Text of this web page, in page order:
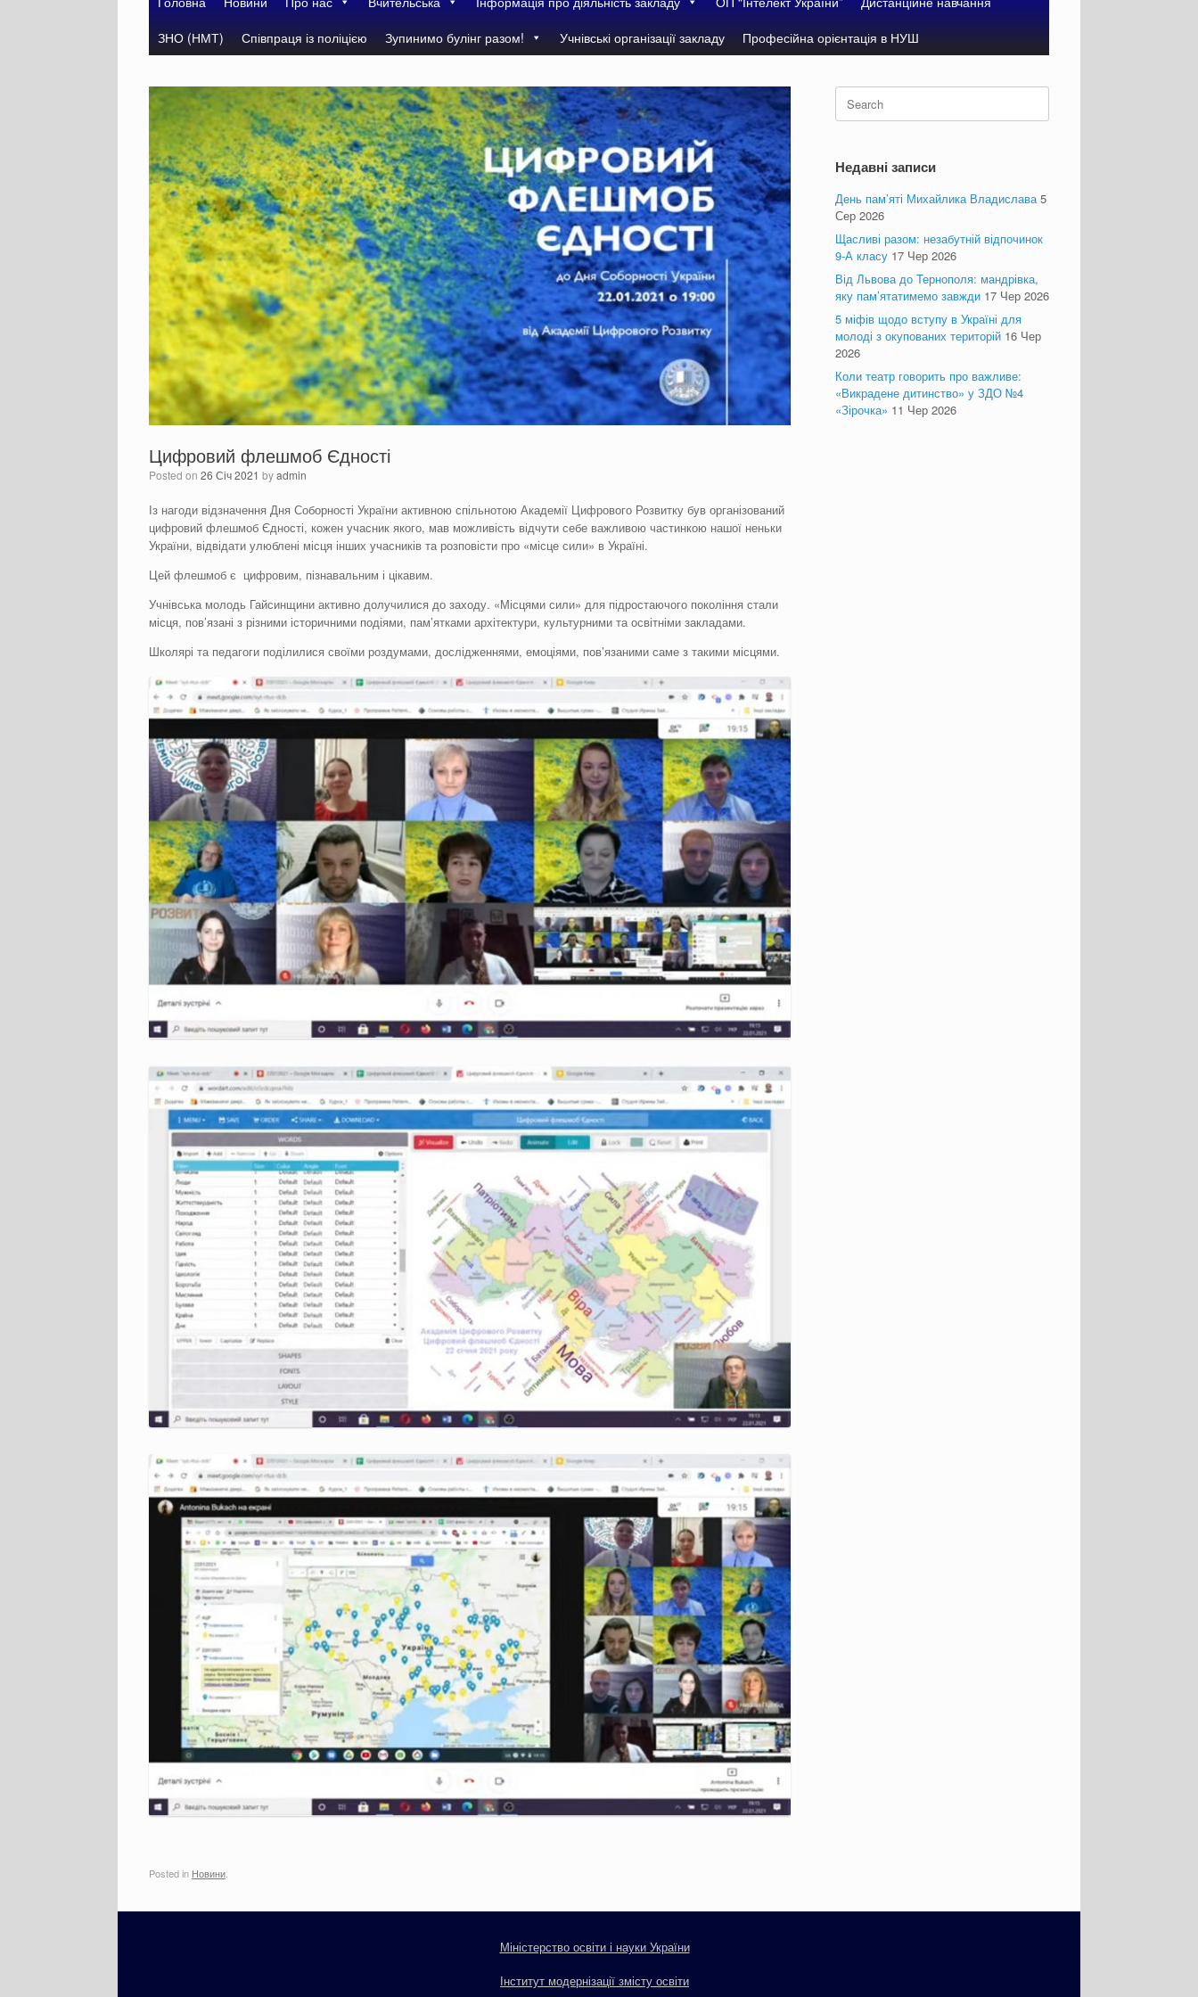
ЗНО (НМТ)
Співпраця із поліцією Зупинимо булінг разом! Учнівські організації закладу Професійна орієнтація в НУШ
Цифровий флешмоб Єдності
Posted on 26 Січ 2021 byadmin
Із нагоди відзначення Дня Соборності України активною спільнотою Академії Цифрового Розвитку був організований
цифровий флешмоб Єдності, кожен учасник якого, мав можливість відчути себе важливою частинкою нашої неньки
України, відвідати улюблені місця інших учасників та розповісти про «місце сили» в Україні.
Цей флешмоб є цифровим, пізнавальним і цікавим.
Учнівська молодь Гайсинщини активно долучилися до заходу. «Місцями сили» для підростаючого покоління стали
місця, пов’язані з різними історичними подіями, пам’ятками архітектури, культурними та освітніми закладами.
Школярі та педагоги поділилися своїми роздумами, дослідженнями, емоціями, пов’язаними саме з такими місцями.
Posted in Новини
Search
for:
Недавні записи
День пам’яті Михайлика Владислава 5
Сер 2026
Щасливі разом: незабутній відпочинок
9-А класу 17 Чер 2026
Від Львова до Тернополя: мандрівка,
яку пам’ятатимемо завжди 17 Чер 2026
5 міфів щодо вступу в Україні для
молоді з окупованих територій 16 Чер
2026
Коли театр говорить про важливе:
«Викрадене дитинство» у ЗДО №4
«Зірочка» 11 Чер 2026
Міністерство освіти і науки України
Інститут модернізації змісту освіти